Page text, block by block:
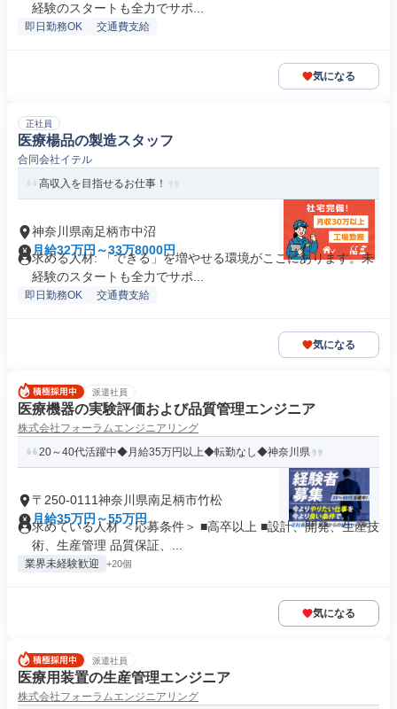
経験のスタートも全力でサポ...
即日勤務OK 交通費支給
気になる
正社員
医療楊品の製造スタッフ
合同会社イテル
高収入を目指せるお仕事！
神奈川県南足柄市中沼
月給32万円～33万8000円
求める人材: 「できる」を増やせる環境がここにあります。未
経験のスタートも全力でサポ...
即日勤務OK 交通費支給
気になる
派遣社員
医療機器の実験評価および品質管理エンジニア
株式会社フォーラムエンジニアリング
20～40代活躍中◆月給35万円以上◆転勤なし◆神奈川県
〒250-0111神奈川県南足柄市竹松
月給35万円～55万円
求めている人材 ＜応募条件＞ ■高卒以上 ■設計、開発、生産技
術、生産管理 品質保証、...
業界未経験歓迎 +20個
気になる
派遣社員
医療用装置の生産管理エンジニア
株式会社フォーラムエンジニアリング